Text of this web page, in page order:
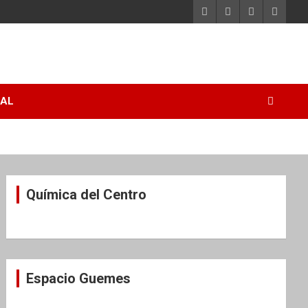
Química del Centro
Espacio Guemes